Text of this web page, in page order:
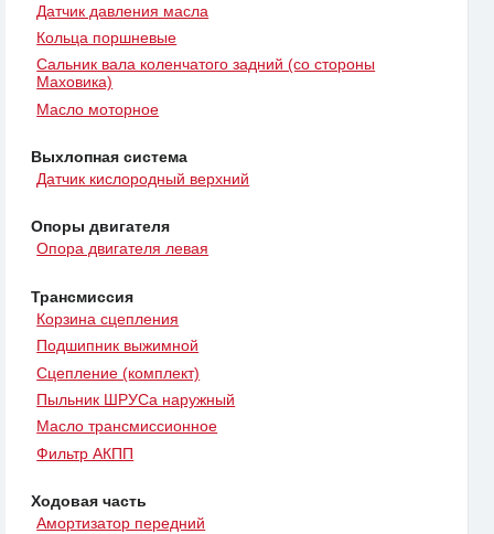
Датчик давления масла
Кольца поршневые
Сальник вала коленчатого задний (со стороны
Маховика)
Масло моторное
Выхлопная система
Датчик кислородный верхний
Опоры двигателя
Опора двигателя левая
Трансмиссия
Корзина сцепления
Подшипник выжимной
Сцепление (комплект)
Пыльник ШРУСа наружный
Масло трансмиссионное
Фильтр АКПП
Ходовая часть
Амортизатор передний